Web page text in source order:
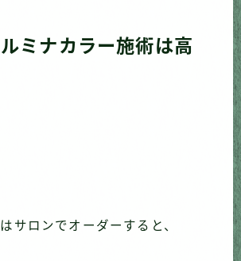
ミナカラー施術は高
サロンでオーダーすると、